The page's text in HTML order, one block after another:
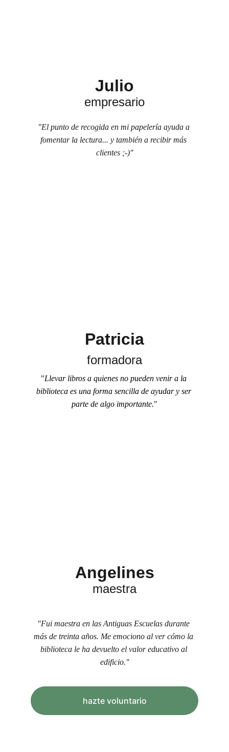
Julio
empresario
"El punto de recogida en mi papelería ayuda a
fomentar la lectura... y también a recibir más
clientes ;-)"
Patricia
formadora
"Llevar libros a quienes no pueden venir a la
biblioteca es una forma sencilla de ayudar y ser
parte de algo importante."
Angelines
maestra
"Fui maestra en las Antiguas Escuelas durante
más de treinta años. Me emociono al ver cómo la
biblioteca le ha devuelto el valor educativo al
edificio."
hazte voluntario